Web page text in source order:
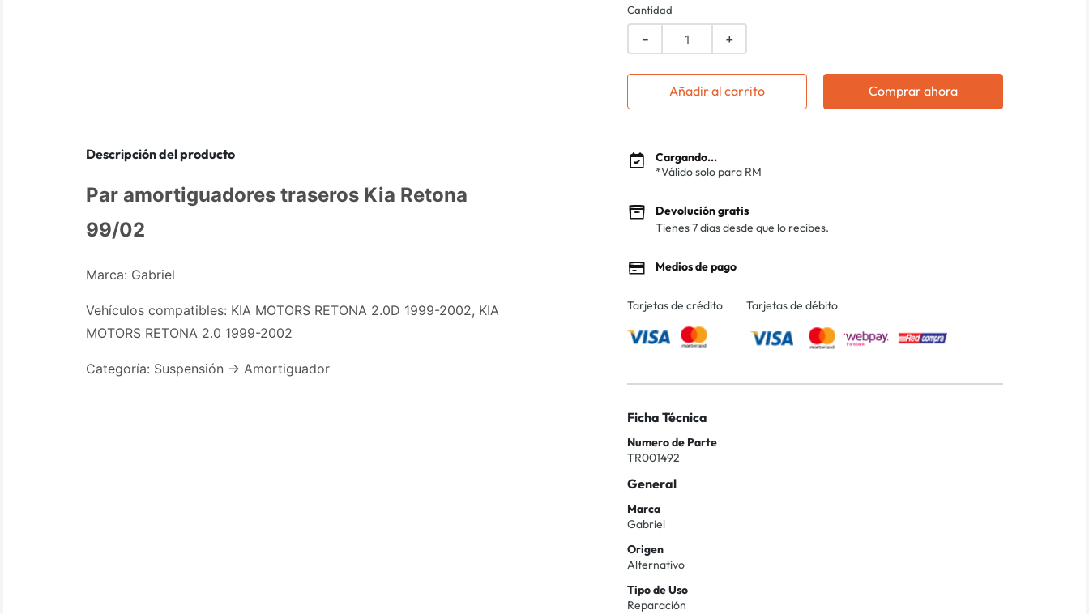
Descripción del producto
Par amortiguadores traseros Kia Retona
99/02
Marca: Gabriel
Vehículos compatibles: KIA MOTORS RETONA 2.0D 1999-2002, KIA
MOTORS RETONA 2.0 1999-2002
Categoría: Suspensión -> Amortiguador
Cantidad
＋
－
Añadir al carrito Comprar ahora
Cargando...
*Válido solo para RM
Devolución gratis
Tienes 7 días desde que lo recibes.
Medios de pago
Tarjetas de crédito Tarjetas de débito
Ficha Técnica
Numero de Parte
TR001492
General
Marca
Gabriel
Origen
Alternativo
Tipo de Uso
Reparación